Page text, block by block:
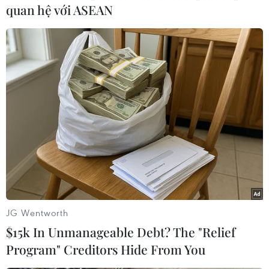
thi đấu sau đó nhằm tìmkiếm bàn thắng gỡ hòa
khiến cho Real phải rất vất vả chống đỡ.
Tuy nhiên, khi mà tinh thần của đội chủ nhà
đang lên cao nhất, Real lại bất ngờcó được bàn
thắng nhân đôi cách biệt. Phút 33, nhận bóng từ
Marcelo, tiền vệMesut Ozil ở tư thế trống trải đã
tung ngay cú đặt lòng kỹ thuật bằng chân tráihạ
gục thủ thành David de Gea.
Dẫn trước 2-0 chỉ sau hơn 30 phút thi đấu, Real
đã bắt đầu giảm nhịp của trận đấutrong nửa
cuối hiệp một và đầu hiệp hai và bắt đầu có
phần nhường thế trận cho Atletico.
Tuy nhiên, dù đã cố gắng rất nhiều song những
quan hệ với ASEAN
JG Wentworth
$15k In Unmanageable Debt? The "Relief
Program" Creditors Hide From You